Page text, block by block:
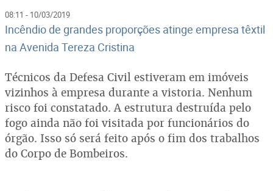
08:11 - 10/03/2019
Incêndio de grandes proporções atinge empresa têxtil
na Avenida Tereza Cristina
Técnicos da Defesa Civil estiveram em imóveis
vizinhos à empresa durante a vistoria. Nenhum
risco foi constatado. A estrutura destruída pelo
fogo ainda não foi visitada por funcionários do
órgão. Isso só será feito após o fim dos trabalhos
do Corpo de Bombeiros.